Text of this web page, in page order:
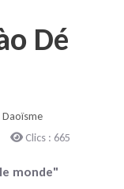
Dé
Daoïsme
Clics : 665
monde"